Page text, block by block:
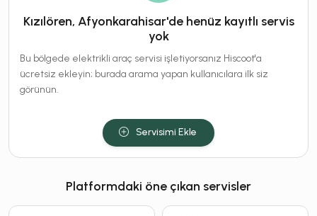
Kızılören, Afyonkarahisar'de henüz kayıtlı servis
yok
Bu bölgede elektrikli araç servisi işletiyorsanız Hiscoot'a
ücretsiz ekleyin; burada arama yapan kullanıcılara ilk siz
görünün.
Servisimi Ekle
Platformdaki öne çıkan servisler